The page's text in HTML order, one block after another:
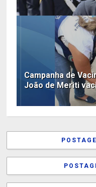
Campanha de
João de Meriti